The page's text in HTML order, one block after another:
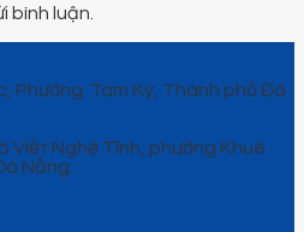
bình luận.
Phường Tam Kỳ, Thành phố Đà
Viết Nghệ Tĩnh, phường Khuê
Nẵng.